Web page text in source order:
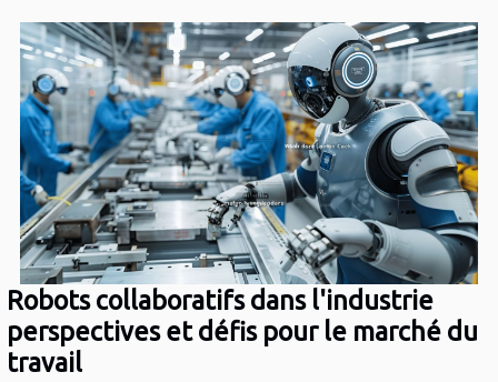
Robots collaboratifs dans l'industrie
perspectives et défis pour le marché du
travail